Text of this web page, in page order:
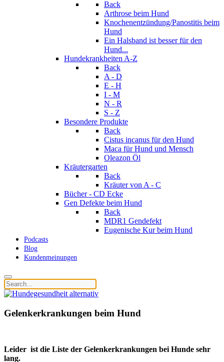
Back
Arthrose beim Hund
Knochenentzündung/Panostitis beim
Hund
Ein Halsband ist besser für den
Hund...
Hundekrankheiten A-Z
Back
A - D
E - H
I - M
N - R
S - Z
Besondere Produkte
Back
Cistus incanus für den Hund
Maca für Hund und Mensch
Oleazon Öl
Kräutergarten
Back
Kräuter von A - C
Bücher - CD Ecke
Gen Defekte beim Hund
Back
MDR1 Gendefekt
Eugenische Kur beim Hund
Podcasts
Blog
Kundenmeinungen
Gelenkerkrankungen beim Hund
Leider ist die Liste der Gelenkerkrankungen bei Hunde sehr
lang.